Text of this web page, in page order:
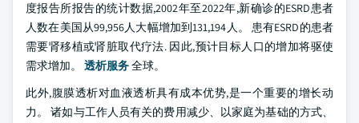
度报告所报告的统计数据,2002年至2022年,新确诊的ESRD患者
人数在美国从99,956人大幅增加到131,194人。 患有ESRD的患者
需要肾移植或肾脏取代疗法. 因此,预计目标人口的增加将驱使
需求增加。 透析服务全球。
此外,腹膜透析对血液透析具有成本优势,是一个重要的增长动
力。 诸如与工作人员有关的费用减少、以家庭为基础的方式、